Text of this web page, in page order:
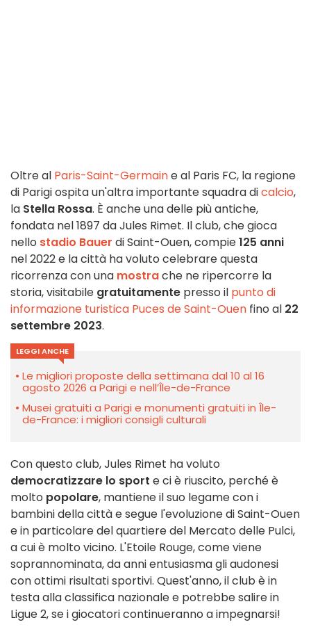
Oltre al Paris-Saint-Germaine al Paris FC, la regione
di Parigi ospita un'altra importante squadra dicalcio,
la Stella Rossa. È anche una delle più antiche,
fondata nel 1897 da Jules Rimet. Il club, che gioca
nello stadio Bauer di Saint-Ouen, compie125 anni
nel 2022 e la città ha voluto celebrare questa
ricorrenza con una mostrache ne ripercorre la
storia, visitabile gratuitamente presso il punto di
informazione turistica Puces de Saint-Ouen fino al 22
settembre 2023.
LEGGI ANCHE
Le migliori proposte della settimana dal 10 al 16
agosto 2026 a Parigi e nell’Île-de-France
Musei gratuiti a Parigi e monumenti gratuiti in Île-
de-France: i migliori consigli culturali
Con questo club, Jules Rimet ha voluto
democratizzare lo sport e ci è riuscito, perché è
molto popolare, mantiene il suo legame con i
bambini della città e segue l'evoluzione di Saint-Ouen
e in particolare del quartiere del Mercato delle Pulci,
a cui è molto vicino. L'Etoile Rouge, come viene
soprannominata, da anni entusiasma gli audonesi
con ottimi risultati sportivi. Quest'anno, il club è in
testa alla classifica nazionale e potrebbe salire in
Ligue 2, se i giocatori continueranno a impegnarsi!